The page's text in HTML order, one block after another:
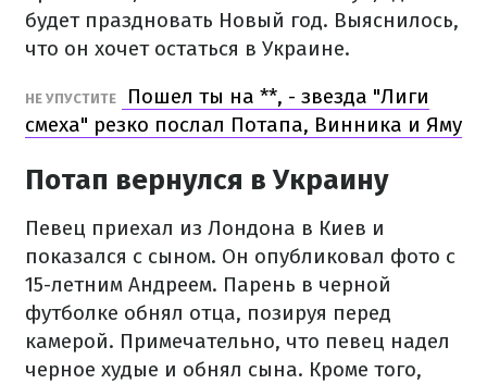
будет праздновать Новый год. Выяснилось,
что он хочет остаться в Украине.
НЕ УПУСТИТЕ
Пошел ты на **, - звезда "Лиги
смеха" резко послал Потапа, Винника и Яму
Потап вернулся в Украину
Певец приехал из Лондона в Киев и
показался с сыном. Он опубликовал фото с
15-летним Андреем. Парень в черной
футболке обнял отца, позируя перед
камерой. Примечательно, что певец надел
черное худые и обнял сына. Кроме того,